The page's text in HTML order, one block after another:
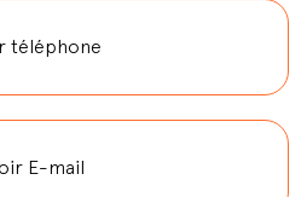
téléphone
E-mail